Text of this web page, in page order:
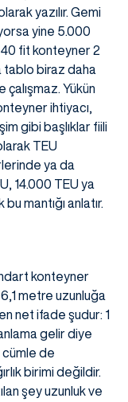
yazılır. Gemi
yine 5.000
fit konteyner 2
tablo biraz daha
Yükün
ihtiyacı,
gibi başlıklar fiili
TEU
ya da
14.000 TEU ya
mantığı anlatır.
konteyner
metre uzunluğa
net ifade şudur: 1
gelir diye
cümle de
birimi değildir.
şey uzunluk ve